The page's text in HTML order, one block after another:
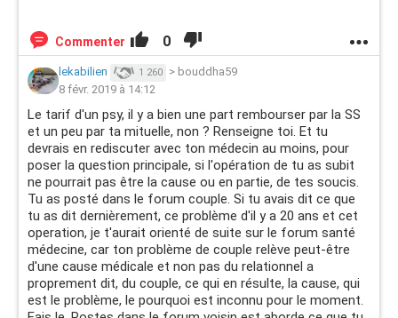
Commenter 0
lekabilien 1 260 > bouddha59
8 févr. 2019 à 14:12
Le tarif d'un psy, il y a bien une part rembourser par la SS
et un peu par ta mituelle, non ? Renseigne toi. Et tu
devrais en rediscuter avec ton médecin au moins, pour
poser la question principale, si l'opération de tu as subit
ne pourrait pas être la cause ou en partie, de tes soucis.
Tu as posté dans le forum couple. Si tu avais dit ce que
tu as dit dernièrement, ce problème d'il y a 20 ans et cet
operation, je t'aurait orienté de suite sur le forum santé
médecine, car ton problème de couple relève peut-être
d'une cause médicale et non pas du relationnel a
proprement dit, du couple, ce qui en résulte, la cause, qui
est le problème, le pourquoi est inconnu pour le moment.